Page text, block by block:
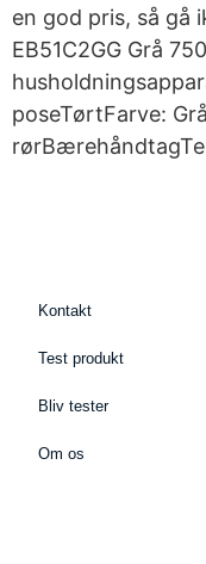
en god pris, så gå
EB51C2GG Grå
poseTørtFarve:
rørBærehåndtagTe
Kontakt
Test produkt
Bliv tester
Om os